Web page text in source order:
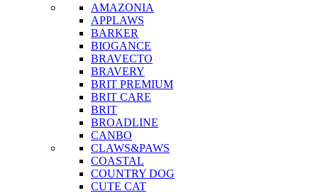
AMAZONIA
APPLAWS
BARKER
BIOGANCE
BRAVECTO
BRAVERY
BRIT PREMIUM
BRIT CARE
BRIT
BROADLINE
CANBO
CLAWS&PAWS
COASTAL
COUNTRY DOG
CUTE CAT